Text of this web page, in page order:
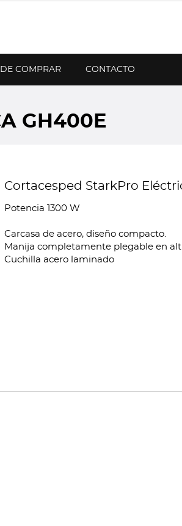
COMPRAR CONTACTO
GH400E
Cortacesped StarkPro
Potencia 1300 W
Carcasa de acero, diseño compacto.
Manija completamente plegable en
Cuchilla acero laminado